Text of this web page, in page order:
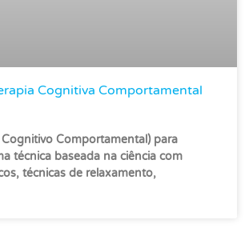
Cognitiva Comportamental
Cognitivo Comportamental) para
técnica baseada na ciência com
técnicas de relaxamento,